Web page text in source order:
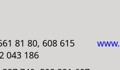
81 80, 608 615
043 186